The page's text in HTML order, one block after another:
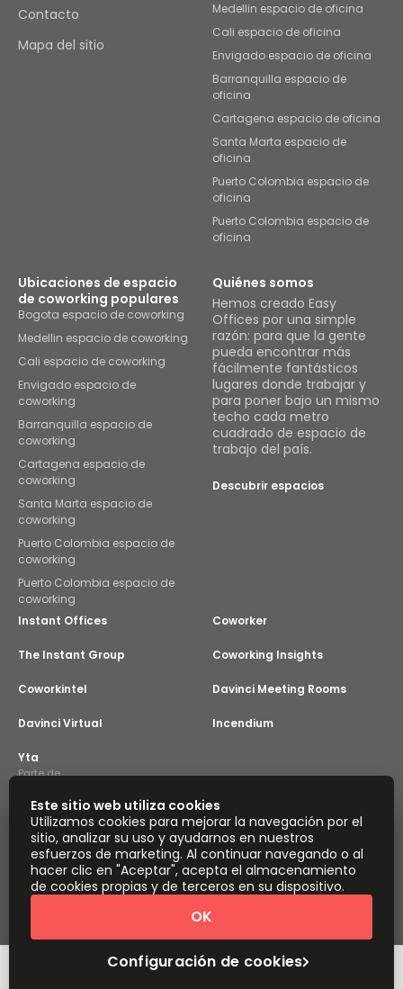
Contacto
Mapa del sitio
Medellin espacio de oficina
Cali espacio de oficina
Envigado espacio de oficina
Barranquilla espacio de
oficina
Cartagena espacio de oficina
Santa Marta espacio de
oficina
Puerto Colombia espacio de
oficina
Puerto Colombia espacio de
oficina
Ubicaciones de espacio
de coworking populares
Bogota espacio de coworking
Medellin espacio de coworking
Cali espacio de coworking
Envigado espacio de
coworking
Barranquilla espacio de
coworking
Cartagena espacio de
coworking
Santa Marta espacio de
coworking
Puerto Colombia espacio de
coworking
Puerto Colombia espacio de
coworking
Quiénes somos
Hemos creado Easy
Offices por una simple
razón: para que la gente
pueda encontrar más
fácilmente fantásticos
lugares donde trabajar y
para poner bajo un mismo
techo cada metro
cuadrado de espacio de
trabajo del país.
Descubrir espacios
Instant Offices Coworker
The Instant Group Coworking Insights
Coworkintel Davinci Meeting Rooms
Davinci Virtual Incendium
Yta
Parte de
Instant Group
Mapa del sitio Términos
Privacidad
Declaración sobre la esclavitud moderna
Configuración de cookies
Acerca de
Copyright © 2026 Easy Offices. Todos los derechos
reservados.
Este sitio web utiliza cookies
Utilizamos cookies para mejorar la navegación por el
sitio, analizar su uso y ayudarnos en nuestros
esfuerzos de marketing. Al continuar navegando o al
hacer clic en "Aceptar", acepta el almacenamiento
de cookies propias y de terceros en su dispositivo.
Configuración de cookies
OK